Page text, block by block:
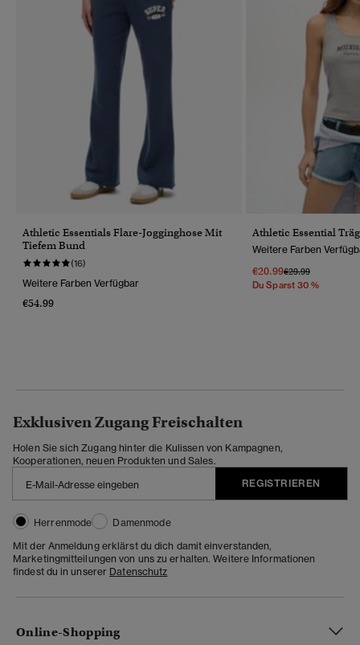
Athletic Essentials Flare-Jogginghose Mit
Tiefem Bund
(16)
Weitere Farben Verfügbar
€54.99
Athletic Essential
Weitere Farben
€20.99Preis Wurde
€29.99Bis
Du Sparst 30 %
Exklusiven Zugang Freischalten
Holen Sie sich Zugang hinter die Kulissen von Kampagnen,
Kooperationen, neuen Produkten und Sales.
REGISTRIEREN
Herrenmode
Damenmode
Mit der Anmeldung erklärst du dich damit einverstanden,
Marketingmitteilungen von uns zu erhalten. Weitere Informationen
findest du in unserer Datenschutz
Online-Shopping